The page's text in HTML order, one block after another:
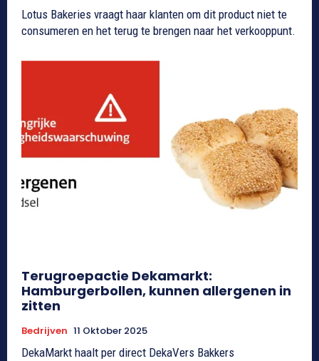
Lotus Bakeries vraagt haar klanten om dit product niet te
consumeren en het terug te brengen naar het verkooppunt.
Terugroepactie Dekamarkt:
Hamburgerbollen, kunnen allergenen in
zitten
Bedrijven 11 Oktober 2025
DekaMarkt haalt per direct DekaVers Bakkers